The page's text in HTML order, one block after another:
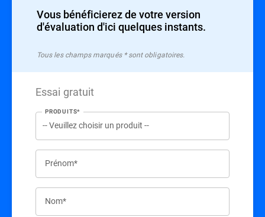
Vous bénéficierez de votre version
d'évaluation d'ici quelques instants.
Tous les champs marqués * sont obligatoires.
Essai gratuit
PRODUITS*
Prénom*
Nom*